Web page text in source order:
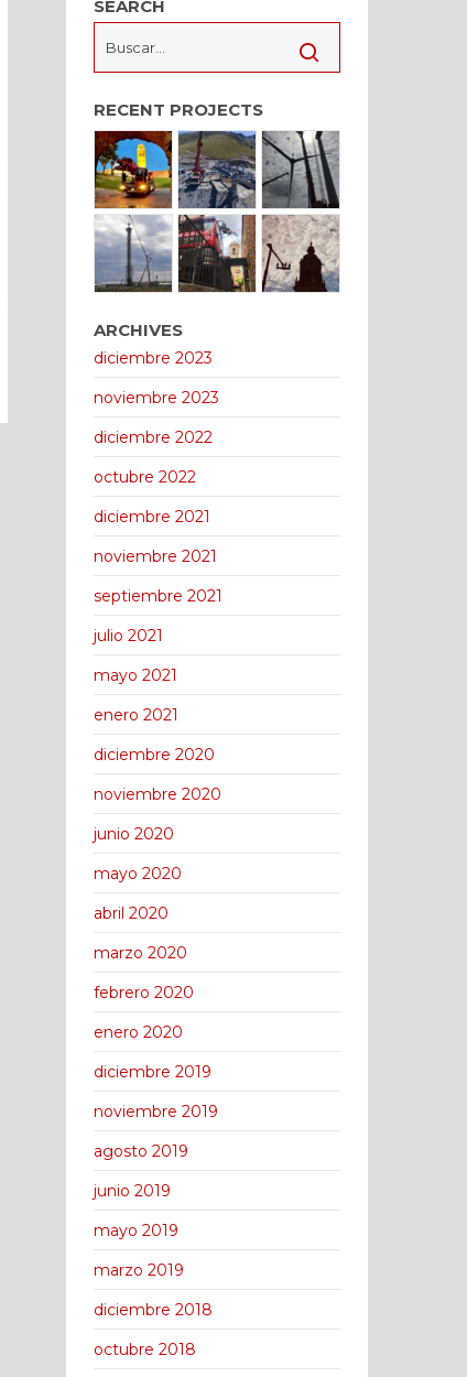
SEARCH
RECENT PROJECTS
ARCHIVES
diciembre 2023
noviembre 2023
diciembre 2022
octubre 2022
diciembre 2021
noviembre 2021
septiembre 2021
julio 2021
mayo 2021
enero 2021
diciembre 2020
noviembre 2020
junio 2020
mayo 2020
abril 2020
marzo 2020
febrero 2020
enero 2020
diciembre 2019
noviembre 2019
agosto 2019
junio 2019
mayo 2019
marzo 2019
diciembre 2018
octubre 2018